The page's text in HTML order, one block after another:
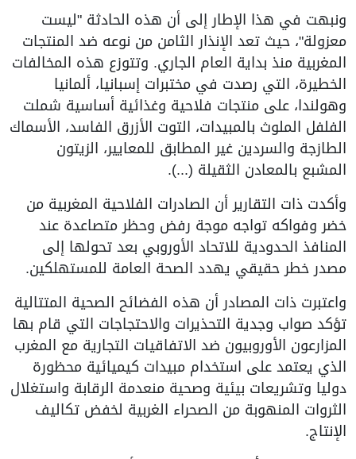
ونبهت في هذا الإطار إلى أن هذه الحادثة "ليست
معزولة"، حيث تعد الإنذار الثامن من نوعه ضد المنتجات
المغربية منذ بداية العام الجاري. وتتوزع هذه المخالفات
الخطيرة، التي رصدت في مختبرات إسبانيا، ألمانيا
وهولندا، على منتجات فلاحية وغذائية أساسية شملت
الفلفل الملوث بالمبيدات، التوت الأزرق الفاسد، الأسماك
الطازجة والسردين غير المطابق للمعايير، الزيتون
المشبع بالمعادن الثقيلة (...).
وأكدت ذات التقارير أن الصادرات الفلاحية المغربية من
خضر وفواكه تواجه موجة رفض وحظر متصاعدة عند
المنافذ الحدودية للاتحاد الأوروبي بعد تحولها إلى
مصدر خطر حقيقي يهدد الصحة العامة للمستهلكين.
واعتبرت ذات المصادر أن هذه الفضائح الصحية المتتالية
تؤكد صواب وجدية التحذيرات والاحتجاجات التي قام بها
المزارعون الأوروبيون ضد الاتفاقيات التجارية مع المغرب
الذي يعتمد على استخدام مبيدات كيميائية محظورة
دوليا وتشريعات بيئية وصحية منعدمة الرقابة واستغلال
الثروات المنهوبة من الصحراء الغربية لخفض تكاليف
الإنتاج.